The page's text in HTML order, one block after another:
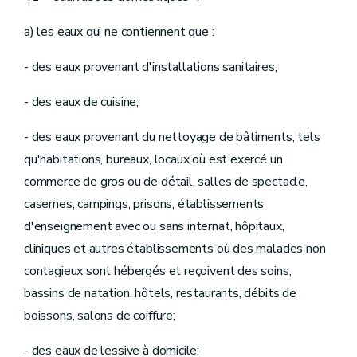
Titre[X
Sanction des infractions communes en matière d'eaux de surface et d'eau destinée à la consommation humaine]
[Décret 28.02.2019 CertIBEau - entre en vigueur le 1er janvier 2021]
Partie V
Art.D.431
D.432
Art.D.433
Art.D.434
D.435
Art.D.436
Art.D.437
Art.
Art.D.439
Art.D.440
Art.D.442
Art.D.443
Art.[D.445
a) les eaux qui ne contiennent que :
- des eaux provenant d'installations sanitaires;
- des eaux de cuisine;
- des eaux provenant du nettoyage de bâtiments, tels
qu'habitations, bureaux, locaux où est exercé un
commerce de gros ou de détail, salles de spectacle,
casernes, campings, prisons, établissements
d'enseignement avec ou sans internat, hôpitaux,
cliniques et autres établissements où des malades non
contagieux sont hébergés et reçoivent des soins,
bassins de natation, hôtels, restaurants, débits de
boissons, salons de coiffure;
- des eaux de lessive à domicile;